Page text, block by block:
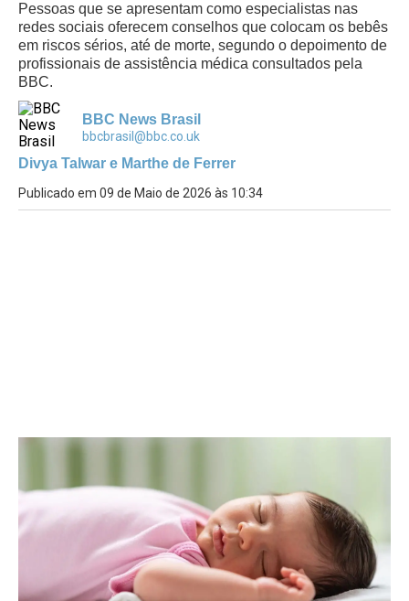
Pessoas que se apresentam como especialistas nas
redes sociais oferecem conselhos que colocam os bebês
em riscos sérios, até de morte, segundo o depoimento de
profissionais de assistência médica consultados pela
BBC.
BBC News Brasil
bbcbrasil@bbc.co.uk
Divya Talwar e Marthe de Ferrer
Publicado em 09 de Maio de 2026 às 10:34